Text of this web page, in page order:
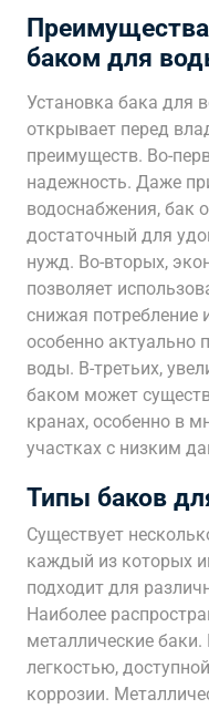
баком для
Установка бака для
открывает перед
преимуществ. Во-
надежность. Даже
водоснабжения, бак
достаточный для
нужд. Во-вторых,
позволяет
снижая потребление
особенно актуально
воды. В-третьих,
баком может
кранах, особенно в
участках с низким
Типы баков
Существует
каждый из которых
подходит для
Наиболее
металлические
легкостью,
коррозии.